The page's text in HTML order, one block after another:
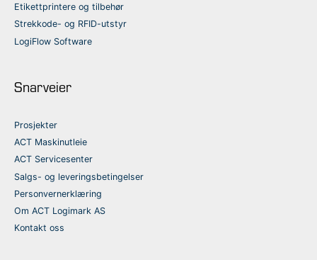
Etikettprintere og tilbehør
Strekkode- og RFID-utstyr
LogiFlow Software
Snarveier
Prosjekter
ACT Maskinutleie
ACT Servicesenter
Salgs- og leveringsbetingelser
Personvernerklæring
Om ACT Logimark AS
Kontakt oss